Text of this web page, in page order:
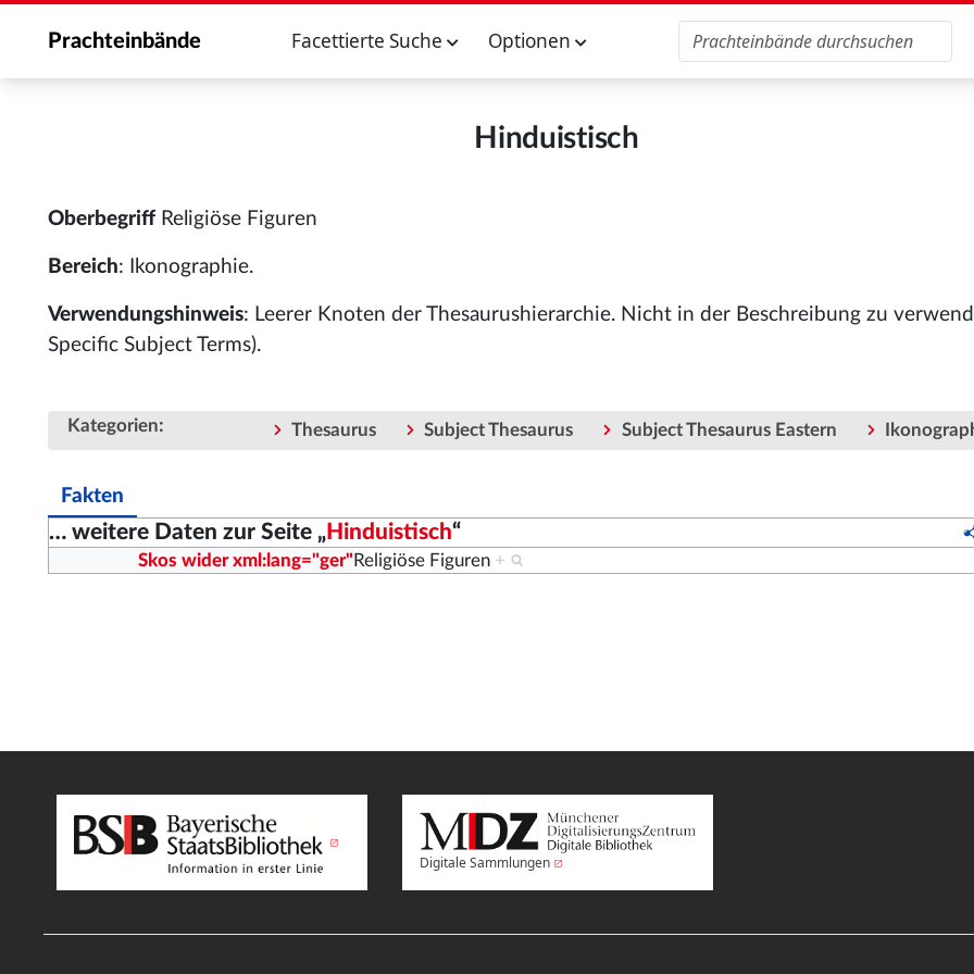
Prachteinbände Facettierte Suche Optionen
Hinduistisch
Oberbegriff Religiöse Figuren
Bereich: Ikonographie.
Verwendungshinweis: Leerer Knoten der Thesaurushierarchie. Nicht in der Beschreibung zu
Specific Subject Terms).
Kategorien: Thesaurus Subject Thesaurus Subject Thesaurus Eastern
Fakten
… weitere Daten zur Seite „Hinduistisch“
Skos wider xml:lang="ger"Religiöse Figuren +
Digitale Sammlungen